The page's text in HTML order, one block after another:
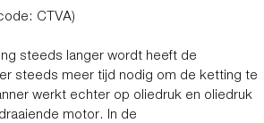
CTVA)
steeds langer wordt heeft de
steeds meer tijd nodig om de ketting te
werkt echter op oliedruk en oliedruk
motor. In de